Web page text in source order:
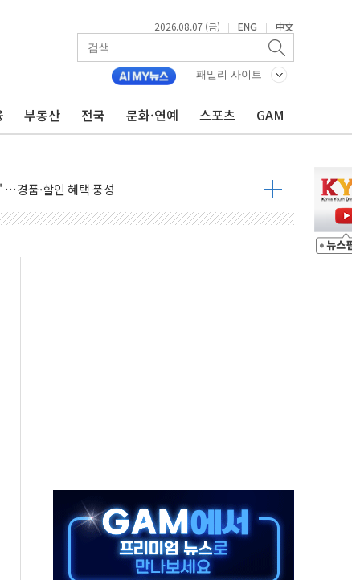
2026.08.07 (금) | ENG | 中文
패밀리 사이트
부동산 전국 문화·연예 스포츠 GAM
호 사업 인수 계약
적 사망자 23명·가축 83만마리 폐사
대형주 소폭 반등
롱 "쇼외교...더 이상 필요 없다"
16% 늘고 영업이익은 제자리
티 페스타'…최대 91% 할인
억원 상당 통큰 기부
계형 적합업종' 재지정...5년 더 보호
발탁… 부산 광안서 약국 팝업스토어 운영
관세…한국 등엔 '합산 상한' 적용
정명령 서명…출생시민권 제한 재시동
방어…다음 과제는 '외형 확대'